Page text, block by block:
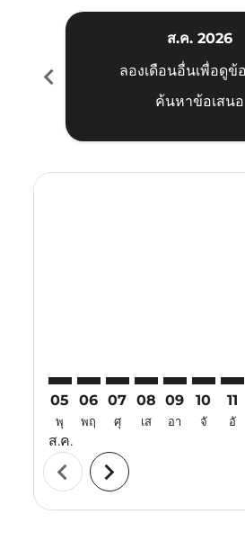
chevron_left
ส.ค. 2026
ลองเดือนอื่นเพื่อดูข้
ค้นหาข้อเสนอ
05
พุ
ส.ค.
06
พฤ
07
ศุ
08
เส
09
อา
10
จั
11
อั
chevron_left chevron_right